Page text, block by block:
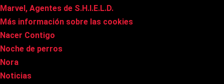
Marvel, Agentes de S.H.I.E.L.D.
Más información sobre las cookies
Nacer Contigo
Noche de perros
Nora
Noticias